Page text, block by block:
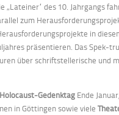
des 10. Jahrgangs
zum
in
präsentieren. Das Spek-
über schriftstellerische und
Holocaust-Gedenktag Ende
in Göttingen sowie viele